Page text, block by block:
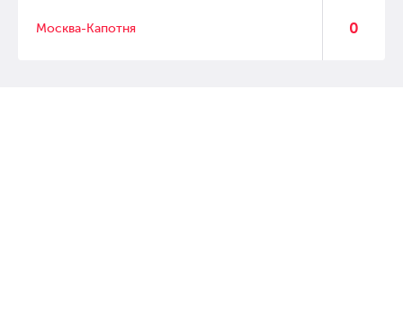
Москва-Капотня 0